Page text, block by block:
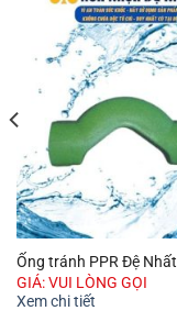
Ống tránh PPR Đệ Nhất
GIÁ: VUI LÒNG GỌI
Xem chi tiết